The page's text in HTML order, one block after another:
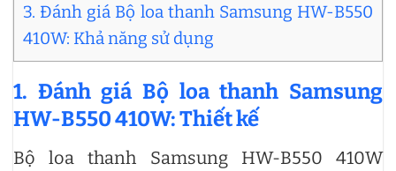
3. Đánh giá Bộ loa thanh Samsung HW-B550
410W: Khả năng sử dụng
1. Đánh giá Bộ loa thanh Samsung
HW-B550 410W: Thiết kế
Bộ loa thanh Samsung HW-B550 410W